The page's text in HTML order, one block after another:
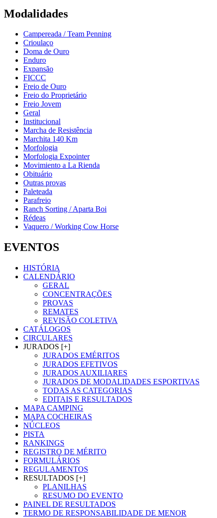
Modalidades
Campereada / Team Penning
Crioulaço
Doma de Ouro
Enduro
Expansão
FICCC
Freio de Ouro
Freio do Proprietário
Freio Jovem
Geral
Institucional
Marcha de Resistência
Marchita 140 Km
Morfologia
Morfologia Expointer
Movimiento a La Rienda
Obituário
Outras provas
Paleteada
Parafreio
Ranch Sorting / Aparta Boi
Rédeas
Vaquero / Working Cow Horse
EVENTOS
HISTÓRIA
CALENDÁRIO
GERAL
CONCENTRAÇÕES
PROVAS
REMATES
REVISÃO COLETIVA
CATÁLOGOS
CIRCULARES
JURADOS [+]
JURADOS EMÉRITOS
JURADOS EFETIVOS
JURADOS AUXILIARES
JURADOS DE MODALIDADES ESPORTIVAS
TODAS AS CATEGORIAS
EDITAIS E RESULTADOS
MAPA CAMPING
MAPA COCHEIRAS
NÚCLEOS
PISTA
RANKINGS
REGISTRO DE MÉRITO
FORMULÁRIOS
REGULAMENTOS
RESULTADOS [+]
PLANILHAS
RESUMO DO EVENTO
PAINEL DE RESULTADOS
TERMO DE RESPONSABILIDADE DE MENOR